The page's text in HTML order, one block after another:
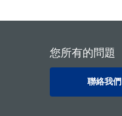
您所有的問題
聯絡我們